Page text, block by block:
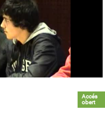
Accés
obert